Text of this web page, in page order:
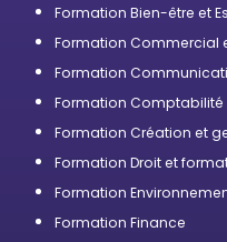
Formation Bien-être et
Formation Commercial
Formation
Formation Comptabilité
Formation Création et
Formation Droit et
Formation
Formation Finance